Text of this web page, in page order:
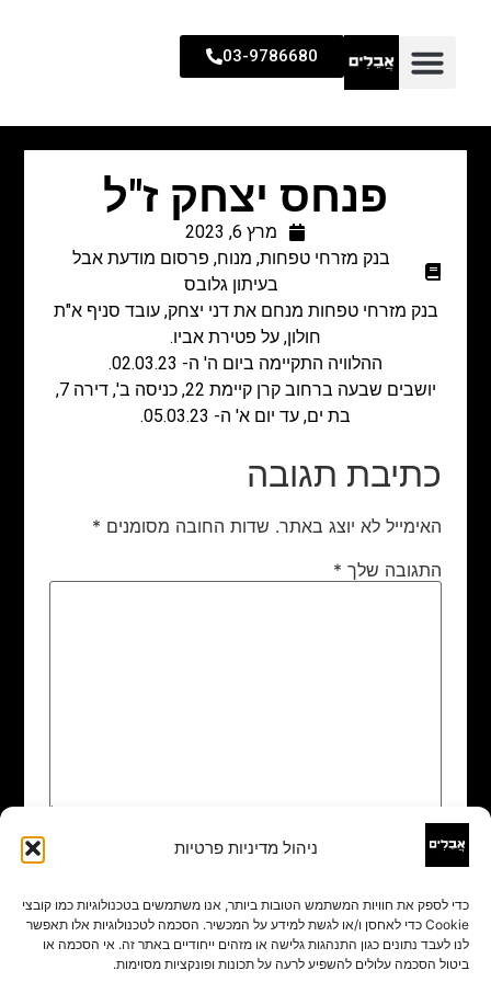
ניהול מדיניות פרטיות
כדי לספק את חוויות המשתמש הטובות ביותר, אנו משתמשים בטכנולוגיות כמו קובצי
Cookie כדי לאחסן ו/או לגשת למידע על המכשיר. הסכמה לטכנולוגיות אלו תאפשר
לנו לעבד נתונים כגון התנהגות גלישה או מזהים ייחודיים באתר זה. אי הסכמה או
ביטול הסכמה עלולים להשפיע לרעה על תכונות ופונקציות מסוימות.
03-9786680
פנחס יצחק ז"ל
מרץ 6, 2023
בנק מזרחי טפחות, מנוח, פרסום מודעת אבל
בעיתון גלובס
בנק מזרחי טפחות מנחם את דני יצחק, עובד סניף א"ת
חולון, על פטירת אביו.
ההלוויה התקיימה ביום ה' ה- 02.03.23.
יושבים שבעה ברחוב קרן קיימת 22, כניסה ב', דירה 7,
בת ים, עד יום א' ה- 05.03.23.
כתיבת תגובה
האימייל לא יוצג באתר. שדות החובה מסומנים *
התגובה שלך *
שם
אימייל*